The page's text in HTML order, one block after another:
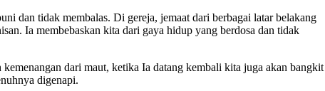
dan tidak membalas. Di gereja, jemaat dari berbagai latar belakang
Ia membebaskan kita dari gaya hidup yang berdosa dan tidak
dari maut, ketika Ia datang kembali kita juga akan bangkit
digenapi.